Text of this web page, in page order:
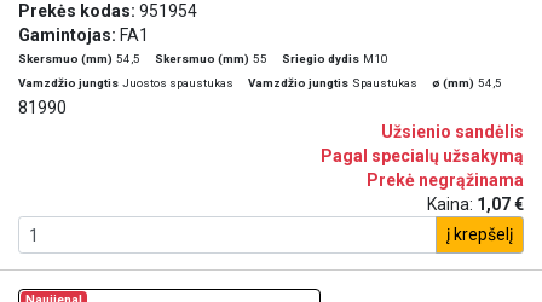
Prekės kodas: 951954
Gamintojas: FA1
Skersmuo (mm) 54,5 Skersmuo (mm) 55 Sriegio dydis M10
Vamzdžio jungtis Juostos spaustukas Vamzdžio jungtis Spaustukas ø (mm) 54,5
81990
Užsienio sandėlis
Pagal specialų užsakymą
Prekė negrąžinama
Kaina: 1,07 €
į krepšelį